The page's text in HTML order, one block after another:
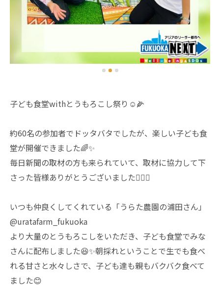
子ども食堂withとうもろこし祭り☺️🌽
約60名の参加者でドッタバタでしたが、楽しい子ども食
堂が開催できました🌈✨
毎日新聞の取材の方も来られていて、取材に協力して下
さった皆様ありがとうございました🙇🏻‍♂️
いつも仲良くしてくれている「うらた農園の浦田さん」
@uratafarm_fukuoka
より大量のとうもろこしをいただき、子ども食堂でみな
さんに配布しました😆✨朝採れということで生でも食べ
れる甘さと水々しさで、子ども達も親もバクバク食べて
ました😊